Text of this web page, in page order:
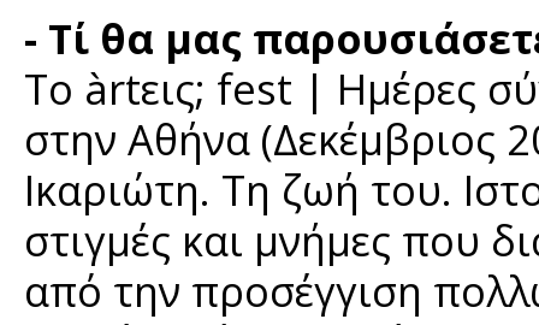
- Τί θα μας
Το àrtεις; fest | Ημέρες
στην Αθήνα (Δεκέμβριος
Ικαριώτη. Τη ζωή του.
στιγμές και μνήμες που
από την προσέγγιση